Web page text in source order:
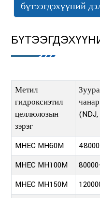
бүтээгдэхүүний
Метил
гидроксиэтил
целлюлозын
зэрэг
чанар
(NDJ,
MHEC MH60M
MHEC MH100M
MHEC MH150M